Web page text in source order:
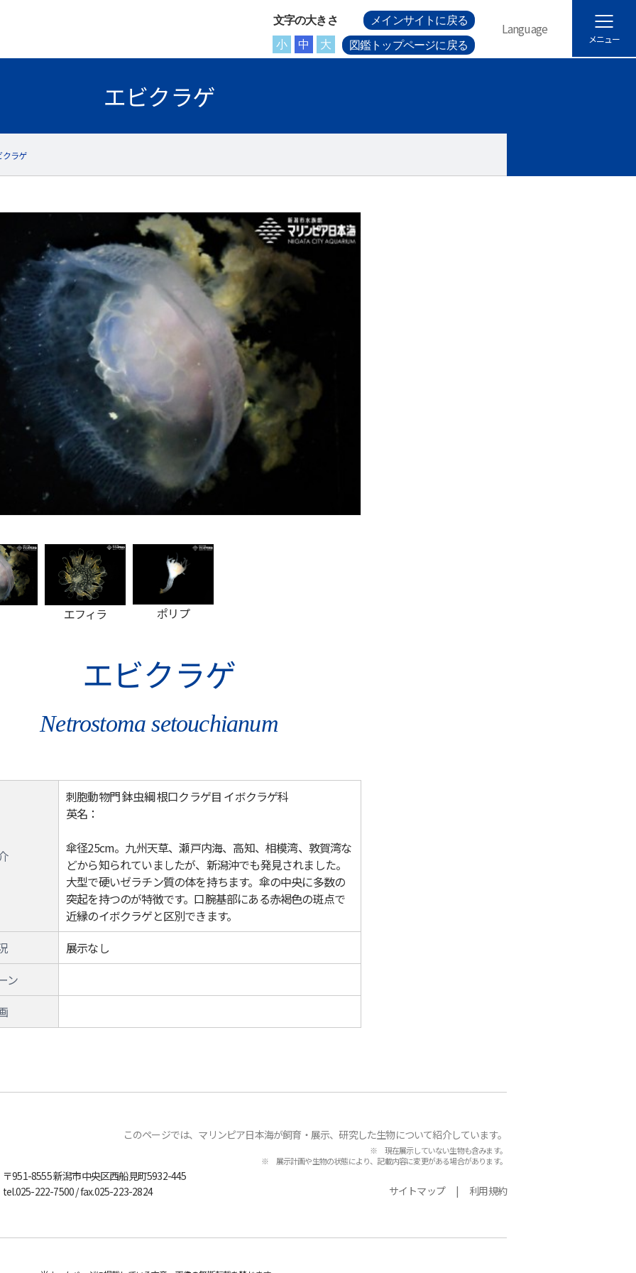
文字の大きさ
小
中 大
メインサイトに戻る
図鑑トップページに戻る
Language
メニュー
エビクラゲ
クラゲ
エフィラ
エビクラゲ
Netrostoma setouchianum
刺胞動物門 鉢虫綱 根口クラゲ目 イボクラゲ科
英名：
傘径25cm。九州天草、瀬戸内海、高知、相模湾、敦賀湾な
どから知られていましたが、新潟沖でも発見されました。
大型で硬いゼラチン質の体を持ちます。傘の中央に多数の
突起を持つのが特徴です。口腕基部にある赤褐色の斑点で
近縁のイボクラゲと区別できます。
展示なし
ン
このページでは、マリンピア日本海が飼育・展示、研究した生物について紹介しています。
※ 現在展示していない生物も含みます。
〒951-8555 新潟市中央区西船見町5932-445